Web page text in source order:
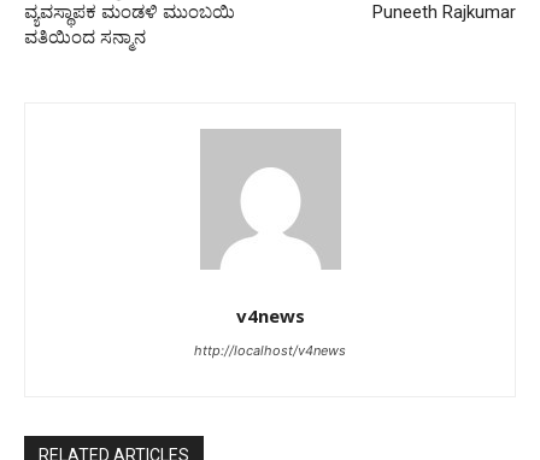
ವ್ಯವಸ್ಥಾಪಕ ಮಂಡಳಿ ಮುಂಬಯಿ
ವತಿಯಿಂದ ಸನ್ಮಾನ
Puneeth Rajkumar
v4news
http://localhost/v4news
RELATED ARTICLES